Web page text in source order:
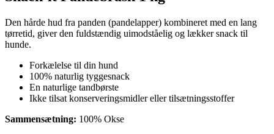
Den hårde hud fra panden (pandelapper) kombineret med en lang
tørretid, giver den fuldstændig uimodståelig og lækker snack til
hunde.
Forkælelse til din hund
100% naturlig tyggesnack
En naturlige tandbørste
Ikke tilsat konserveringsmidler eller tilsætningsstoffer
Sammensætning: 100% Okse